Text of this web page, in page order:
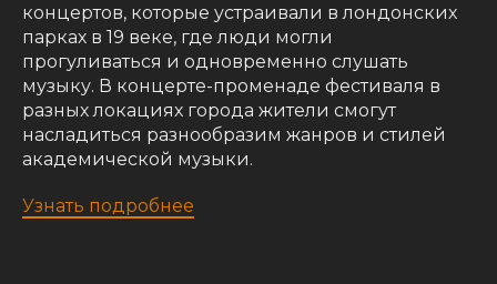
концертов, которые устраивали в лондонских
парках в 19 веке, где люди могли
прогуливаться и одновременно слушать
музыку. В концерте-променаде фестиваля в
разных локациях города жители смогут
насладиться разнообразим жанров и стилей
академической музыки.
Узнать подробнее